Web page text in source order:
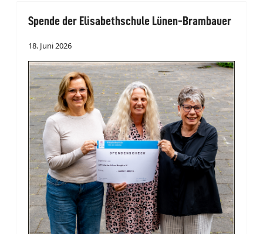
Spende der Elisabethschule Lünen-Brambauer
18. Juni 2026